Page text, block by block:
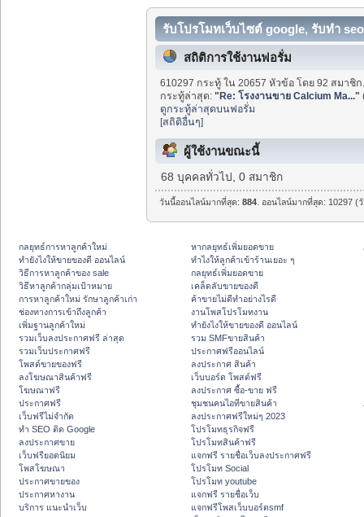
รับโปรโมทเว็บไซต์ google, รับทำ
สถิติการใช้งานฟอรั่ม
610297 กระทู้ ใน 20657 หัวข้อ โดย 92 สมาชิ
กระทู้ล่าสุด:"Re: โรงงานขาย Calcium Ma..."
ดูกระทู้ล่าสุดบนฟอรั่ม
[สถิติอื่นๆ]
ผู้ใช้งานขณะนี้
68 บุคคลทั่วไป, 0 สมาชิก
วันนี้ออนไลน์มากที่สุด:884 . ออนไลน์มากที่สุด: 10297
กลยุทธ์การหาลูกค้าใหม่
ทํายังไงให้ขายของดี ออนไลน์
วิธีการหาลูกค้าของ sale
วิธีหาลูกค้ากลุ่มเป้าหมาย
การหาลูกค้าใหม่ รักษาลูกค้าเก่า
ช่องทางการเข้าถึงลูกค้า
เพิ่มฐานลูกค้าใหม่
รวมเว็บลงประกาศฟรี ล่าสุด
รวมเว็บประกาศฟรี
โพสต์ขายของฟรี
ลงโฆษณาสินค้าฟรี
โฆษณาฟรี
ประกาศฟรี
เว็บฟรีไม่จำกัด
ทำ SEO ติด Google
ลงประกาศขาย
เว็บฟรียอดนิยม
โพสโฆษณา
ประกาศขายของ
ประกาศหางาน
บริการ แนะนำเว็บ
หากลยุทธ์เพิ่มยอดขาย
ทําไงให้ลูกค้าเข้าร้านเยอะ ๆ
กลยุทธ์เพิ่มยอดขาย
เคล็ดลับขายของดี
ค้าขายไม่ดีทำอย่างไรดี
งานโพสโปรโมทงาน
ทํายังไงให้ขายของดี ออนไลน์
รวม SMFขายสินค้า
ประกาศฟรีออนไลน์
ลงประกาศ สินค้า
เว็บบอร์ด โพสต์ฟรี
ลงประกาศ ซื้อ-ขาย ฟรี
ชุมชนคนไอทีขายสินค้า
ลงประกาศฟรีใหม่ๆ 2023
โปรโมทธุรกิจฟรี
โปรโมทสินค้าฟรี
แจกฟรี รายชื่อเว็บลงประกาศฟรี
โปรโมท Social
โปรโมท youtube
แจกฟรี รายชื่อเว็บ
แจกฟรีโพสเว็บบอร์ดsmf